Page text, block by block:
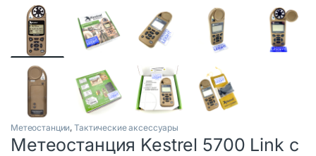
Метеостанции,Тактические аксессуары
Метеостанция Kestrel 5700 Link с